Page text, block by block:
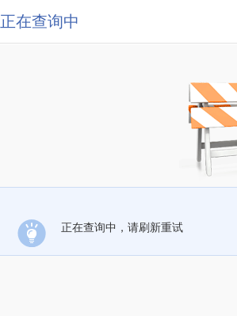
正在查询中
正在查询中，请刷新重试